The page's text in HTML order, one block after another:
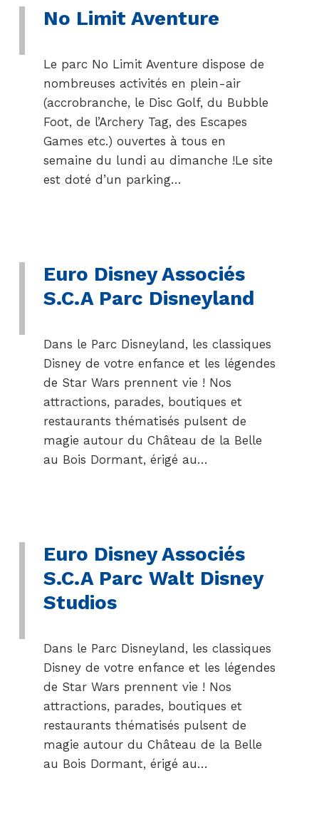
No Limit Aventure
Le parc No Limit Aventure dispose de
nombreuses activités en plein-air
(accrobranche, le Disc Golf, du Bubble
Foot, de l’Archery Tag, des Escapes
Games etc.) ouvertes à tous en
semaine du lundi au dimanche !Le site
est doté d’un parking…
Euro Disney Associés
S.C.A Parc Disneyland
Dans le Parc Disneyland, les classiques
Disney de votre enfance et les légendes
de Star Wars prennent vie ! Nos
attractions, parades, boutiques et
restaurants thématisés pulsent de
magie autour du Château de la Belle
au Bois Dormant, érigé au…
Euro Disney Associés
S.C.A Parc Walt Disney
Studios
Dans le Parc Disneyland, les classiques
Disney de votre enfance et les légendes
de Star Wars prennent vie ! Nos
attractions, parades, boutiques et
restaurants thématisés pulsent de
magie autour du Château de la Belle
au Bois Dormant, érigé au…